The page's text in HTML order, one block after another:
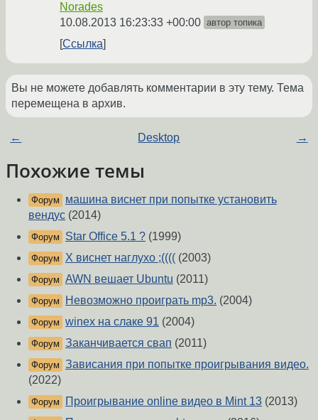
Norades
10.08.2013 16:23:33 +00:00 автор топика
Ссылка
Вы не можете добавлять комментарии в эту тему. Тема
перемещена в архив.
← Desktop →
Похожие темы
Форум
машина виснет при попытке установить
вендус (2014)
Форум Star Office 5.1 ? (1999)
Форум X виснет наглухо ;(((( (2003)
Форум AWN вешает Ubuntu (2011)
Форум Невозможно проиграть mp3. (2004)
Форум winex на слаке 91 (2004)
Форум Заканчивается свап (2011)
Форум Зависания при попытке проигрывания видео.
(2022)
Форум Проигрывание online видео в Mint 13 (2013)